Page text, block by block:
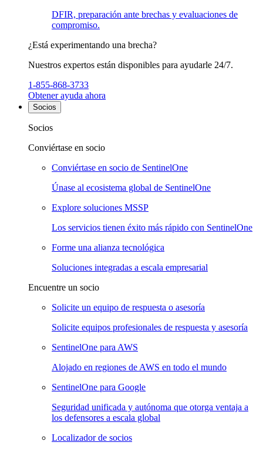
DFIR, preparación ante brechas y evaluaciones de
compromiso.
¿Está experimentando una brecha?
Nuestros expertos están disponibles para ayudarle 24/7.
1-855-868-3733
Obtener ayuda ahora
Socios
Socios
Conviértase en socio
Conviértase en socio de SentinelOne
Únase al ecosistema global de SentinelOne
Explore soluciones MSSP
Los servicios tienen éxito más rápido con SentinelOne
Forme una alianza tecnológica
Soluciones integradas a escala empresarial
Encuentre un socio
Solicite un equipo de respuesta o asesoría
Solicite equipos profesionales de respuesta y asesoría
SentinelOne para AWS
Alojado en regiones de AWS en todo el mundo
SentinelOne para Google
Seguridad unificada y autónoma que otorga ventaja a
los defensores a escala global
Localizador de socios